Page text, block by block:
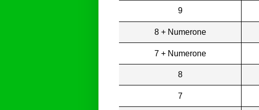
9
8 + Numerone
7 + Numerone
8
7